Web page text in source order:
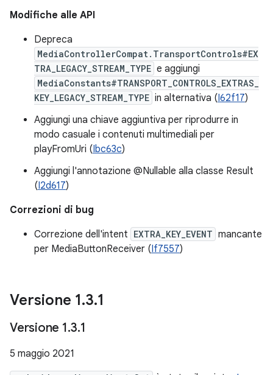
Modifiche alle API
Depreca
MediaControllerCompat.TransportControls#EX
TRA_LEGACY_STREAM_TYPE e aggiungi
MediaConstants#TRANSPORT_CONTROLS_EXTRAS_
KEY_LEGACY_STREAM_TYPE in alternativa (I62f17)
Aggiungi una chiave aggiuntiva per riprodurre in
modo casuale i contenuti multimediali per
playFromUri (Ibc63c)
Aggiungi l'annotazione @Nullable alla classe Result
(I2d617)
Correzioni di bug
Correzione dell'intent EXTRA_KEY_EVENT mancante
per MediaButtonReceiver (If7557)
Versione 1.3.1
Versione 1.3.1
5 maggio 2021